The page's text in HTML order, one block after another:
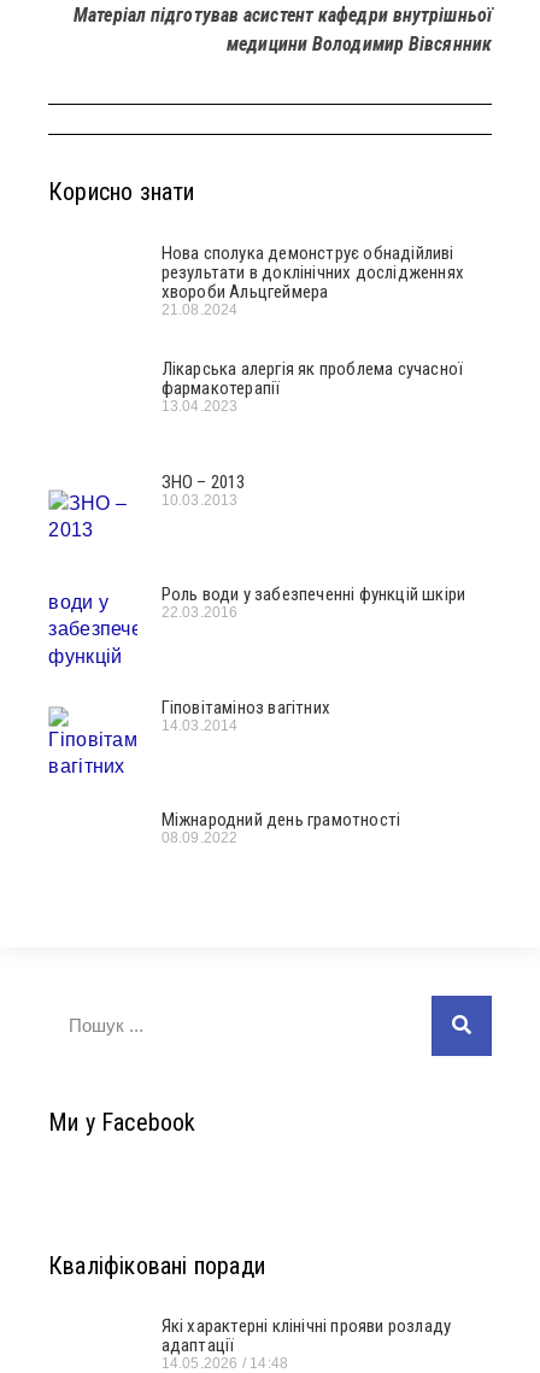
Матеріал підготував асистент кафедри внутрішньої
медицини Володимир Вівсянник
Корисно знати
Нова сполука демонструє обнадійливі
результати в доклінічних дослідженнях
хвороби Альцгеймера
21.08.2024
Лікарська алергія як проблема сучасної
фармакотерапії
13.04.2023
ЗНО – 2013
10.03.2013
Роль води у забезпеченні функцій шкіри
22.03.2016
Гіповітаміноз вагітних
14.03.2014
Міжнародний день грамотності
08.09.2022
Ми у Facebook
Кваліфіковані поради
Які характерні клінічні прояви розладу
адаптації
14.05.2026 14:48